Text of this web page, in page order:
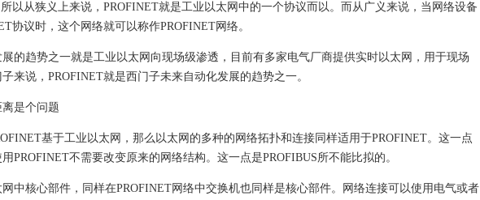
以从狭义上来说，PROFINET就是工业以太网中的一个协议而以。而从广义来说，当网络设备
协议时，这个网络就可以称作PROFINET网络。
的趋势之一就是工业以太网向现场级渗透，目前有多家电气厂商提供实时以太网，用于现场
来说，PROFINET就是西门子未来自动化发展的趋势之一。
是个问题
基于工业以太网，那么以太网的多种的网络拓扑和连接同样适用于PROFINET。这一点
PROFINET不需要改变原来的网络结构。这一点是PROFIBUS所不能比拟的。
中核心部件，同样在PROFINET网络中交换机也同样是核心部件。网络连接可以使用电气或者